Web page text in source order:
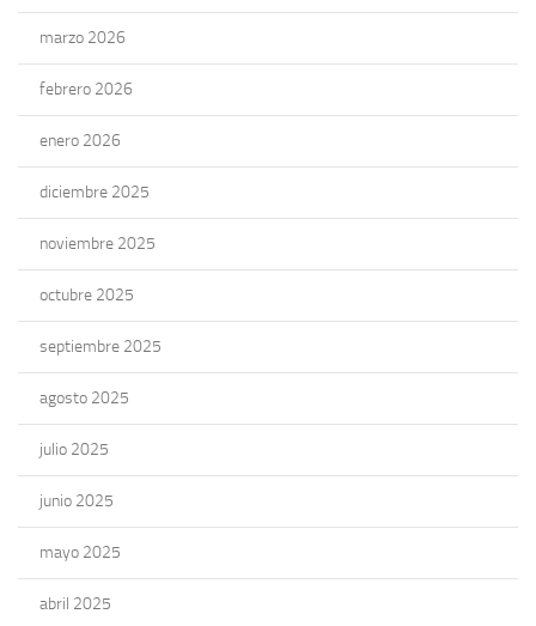
marzo 2026
febrero 2026
enero 2026
diciembre 2025
noviembre 2025
octubre 2025
septiembre 2025
agosto 2025
julio 2025
junio 2025
mayo 2025
abril 2025